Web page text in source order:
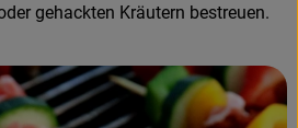
gehackten Kräutern bestreuen.